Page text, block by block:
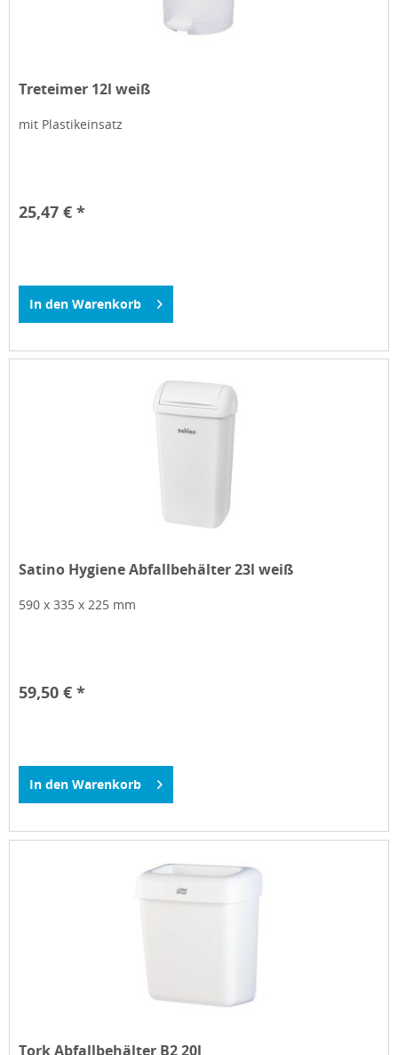
Treteimer 12l weiß
mit Plastikeinsatz
25,47 € *
In den Warenkorb
Satino Hygiene Abfallbehälter 23l weiß
590 x 335 x 225 mm
59,50 € *
In den Warenkorb
Tork Abfallbehälter B2 20l